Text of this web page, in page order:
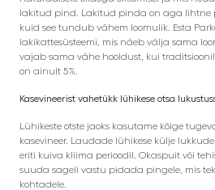
lakitud pind. Lakitud pinda on aga lihtne
kuid see tundub vähem loomulik. Esta
lakikattesüsteemi, mis näeb välja sama
vajab sama vähe hooldust, kui
on ainult 5%.
Kasevineerist vahetükk lühikese otsa
Lühikeste otste jaoks kasutame kõige
kasevineer. Laudade lühikese külje
eriti kuiva kliima perioodil. Okaspuit või
suuda sageli vastu pidada pingele, mis
kohtadele.